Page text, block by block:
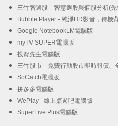
三竹智選股－智慧選股與個股分析(
Bubble Player - 純淨HD影音，待機
Google NotebookLM電腦版
myTV SUPER電腦版
投資先生電腦版
三竹股市－免費行動股市即時報價、
SoCatch電腦版
拼多多電腦版
WePlay - 線上桌遊吧電腦版
SuperLive Plus電腦版